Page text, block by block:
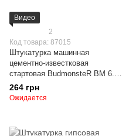
Видео
2
Код товара: 87015
Штукатурка машинная
цементно-известковая
стартовая BudmonsteR BM 6.3,
25 кг
264 грн
Ожидается